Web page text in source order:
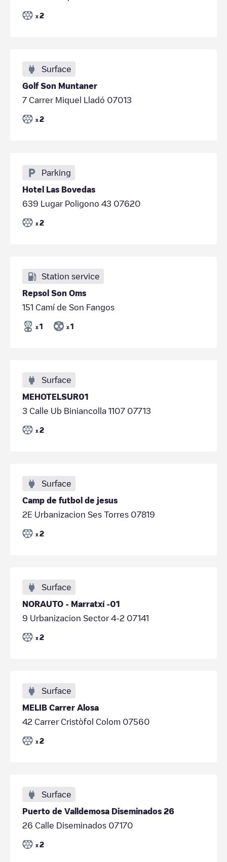
x 2
Surface
Golf Son Muntaner
7 Carrer Miquel Lladó 07013
x 2
Parking
Hotel Las Bovedas
639 Lugar Poligono 43 07620
x 2
Station service
Repsol Son Oms
151 Camí de Son Fangos
x 1 x 1
Surface
MEHOTELSUR01
3 Calle Ub Biniancolla 1107 07713
x 2
Surface
Camp de futbol de jesus
2E Urbanizacion Ses Torres 07819
x 2
Surface
NORAUTO - Marratxí -01
9 Urbanizacion Sector 4-2 07141
x 2
Surface
MELIB Carrer Alosa
42 Carrer Cristòfol Colom 07560
x 2
Surface
Puerto de Valldemosa Diseminados 26
26 Calle Diseminados 07170
x 2